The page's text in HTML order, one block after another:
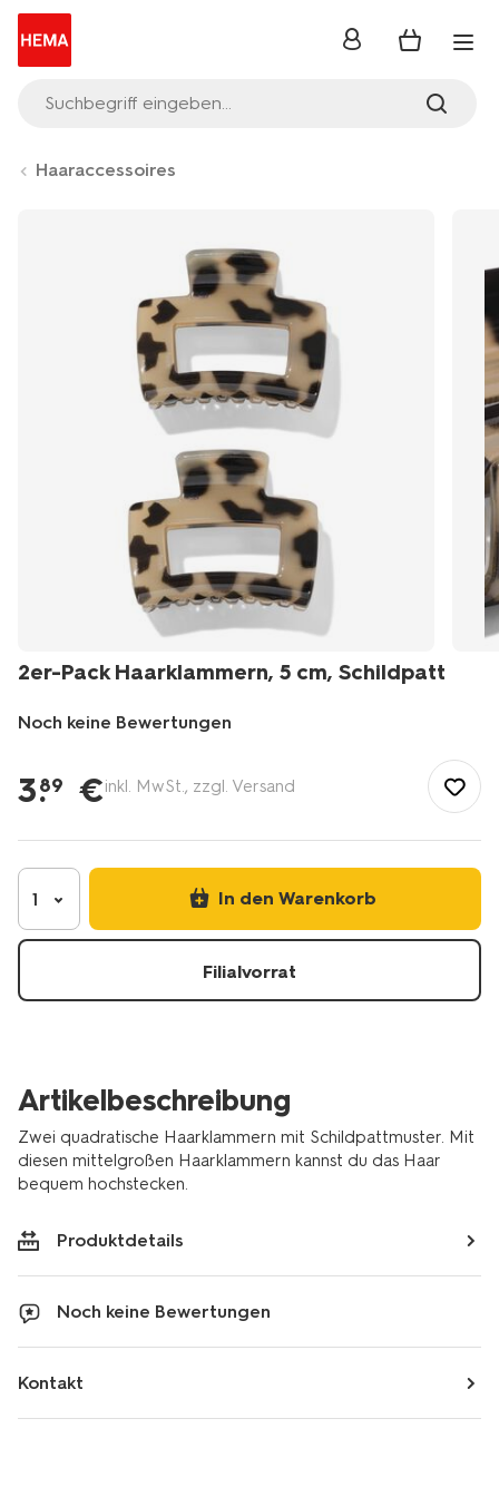
Suchbegriff eingeben...
Anmelden
Haaraccessoires
2er-Pack Haarklammern, 5 cm, Schildpatt
Noch keine Bewertungen
de/pflege-
make-
pack-
haarklammern-
5-
schildpatt-
3.
89 €inkl. MwSt., zzgl. Versand
1 In den Warenkorb
Filialvorrat
Artikelbeschreibung
Zwei quadratische Haarklammern mit Schildpattmuster. Mit
diesen mittelgroßen Haarklammern kannst du das Haar
bequem hochstecken.
Produktdetails
Noch keine Bewertungen
Kontakt